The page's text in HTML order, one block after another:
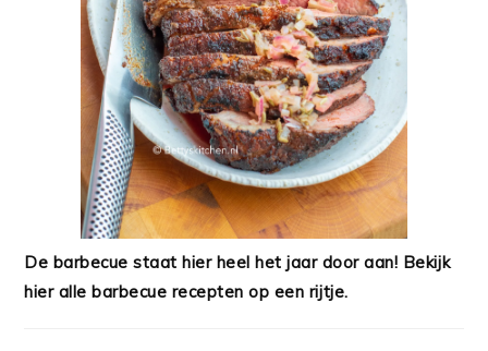
De barbecue staat hier heel het jaar door aan! Bekijk
hier alle barbecue recepten op een rijtje.